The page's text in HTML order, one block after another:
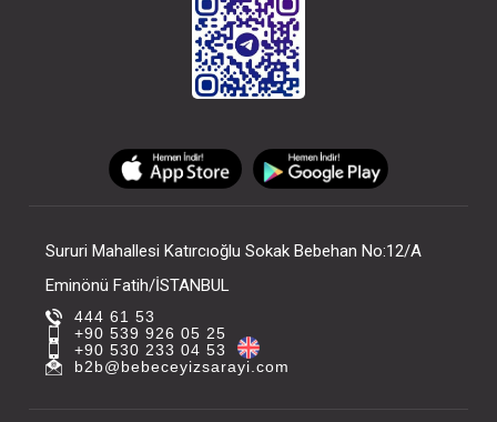
Sururi Mahallesi Katırcıoğlu Sokak Bebehan No:12/A
Eminönü Fatih/İSTANBUL
444 61 53
+90 539 926 05 25
+90 530 233 04 53
b2b@bebeceyizsarayi.com